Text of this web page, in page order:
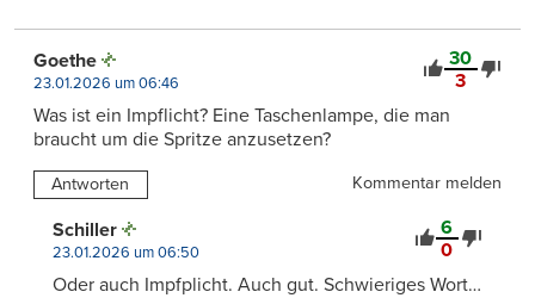
30
3
Goethe
23.01.2026 um 06:46
Was ist ein Impflicht? Eine Taschenlampe, die man
braucht um die Spritze anzusetzen?
Antworten Kommentar melden
6
0
Schiller
23.01.2026 um 06:50
Oder auch Impfplicht. Auch gut. Schwieriges Wort…